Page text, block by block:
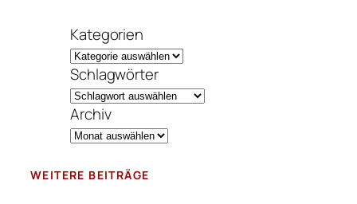
Kategorien
Schlagwörter
Archiv
WEITERE BEITRÄGE